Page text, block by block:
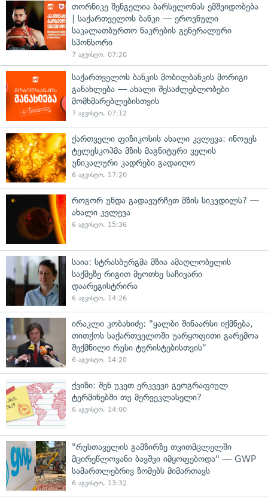
თორნიკე შენგელია ბარსელონას ემშვიდობება
| საქართველოს ბანკი — ეროვნული
საკალათბურთო ნაკრების გენერალური
სპონსორი
7 აგვისტო, 07:20
საქართველოს ბანკის მობილბანკის მორიგი
განახლება — ახალი შესაძლებლობები
მომხმარებლებისთვის
7 აგვისტო, 07:12
ქართველი ფიზიკოსის ახალი კვლევა: ინოუეს
ტელესკოპმა მზის მაგნიტური ველის
უნიკალური კადრები გადაიღო
6 აგვისტო, 17:20
როგორ უნდა გადავურჩეთ მზის სიკვდილს? —
ახალი კვლევა
6 აგვისტო, 15:36
საია: სტრასბურგმა მზია ამაღლობელის
საქმეზე რიგით მეოთხე საჩივარი
დაარეგისტრირა
6 აგვისტო, 14:26
ირაკლი კობახიძე: "ყალბი შინაარსი იქმნება,
თითქოს საქართველოში უარყოფითი გარემოა
შექმნილი რუსი ტურისტებისთვის"
6 აგვისტო, 14:20
ქვიზი: შენ უკეთ ერკვევი გეოგრაფიულ
ტერმინებში თუ მერვეკლასელი?
6 აგვისტო, 14:00
"რუსთაველის გამზირზე თვითმცლელში
მცირეწლოვანი ბავშვი იმყოფებოდა" — GWP
სამართლებრივ ზომებს მიმართავს
6 აგვისტო, 13:32